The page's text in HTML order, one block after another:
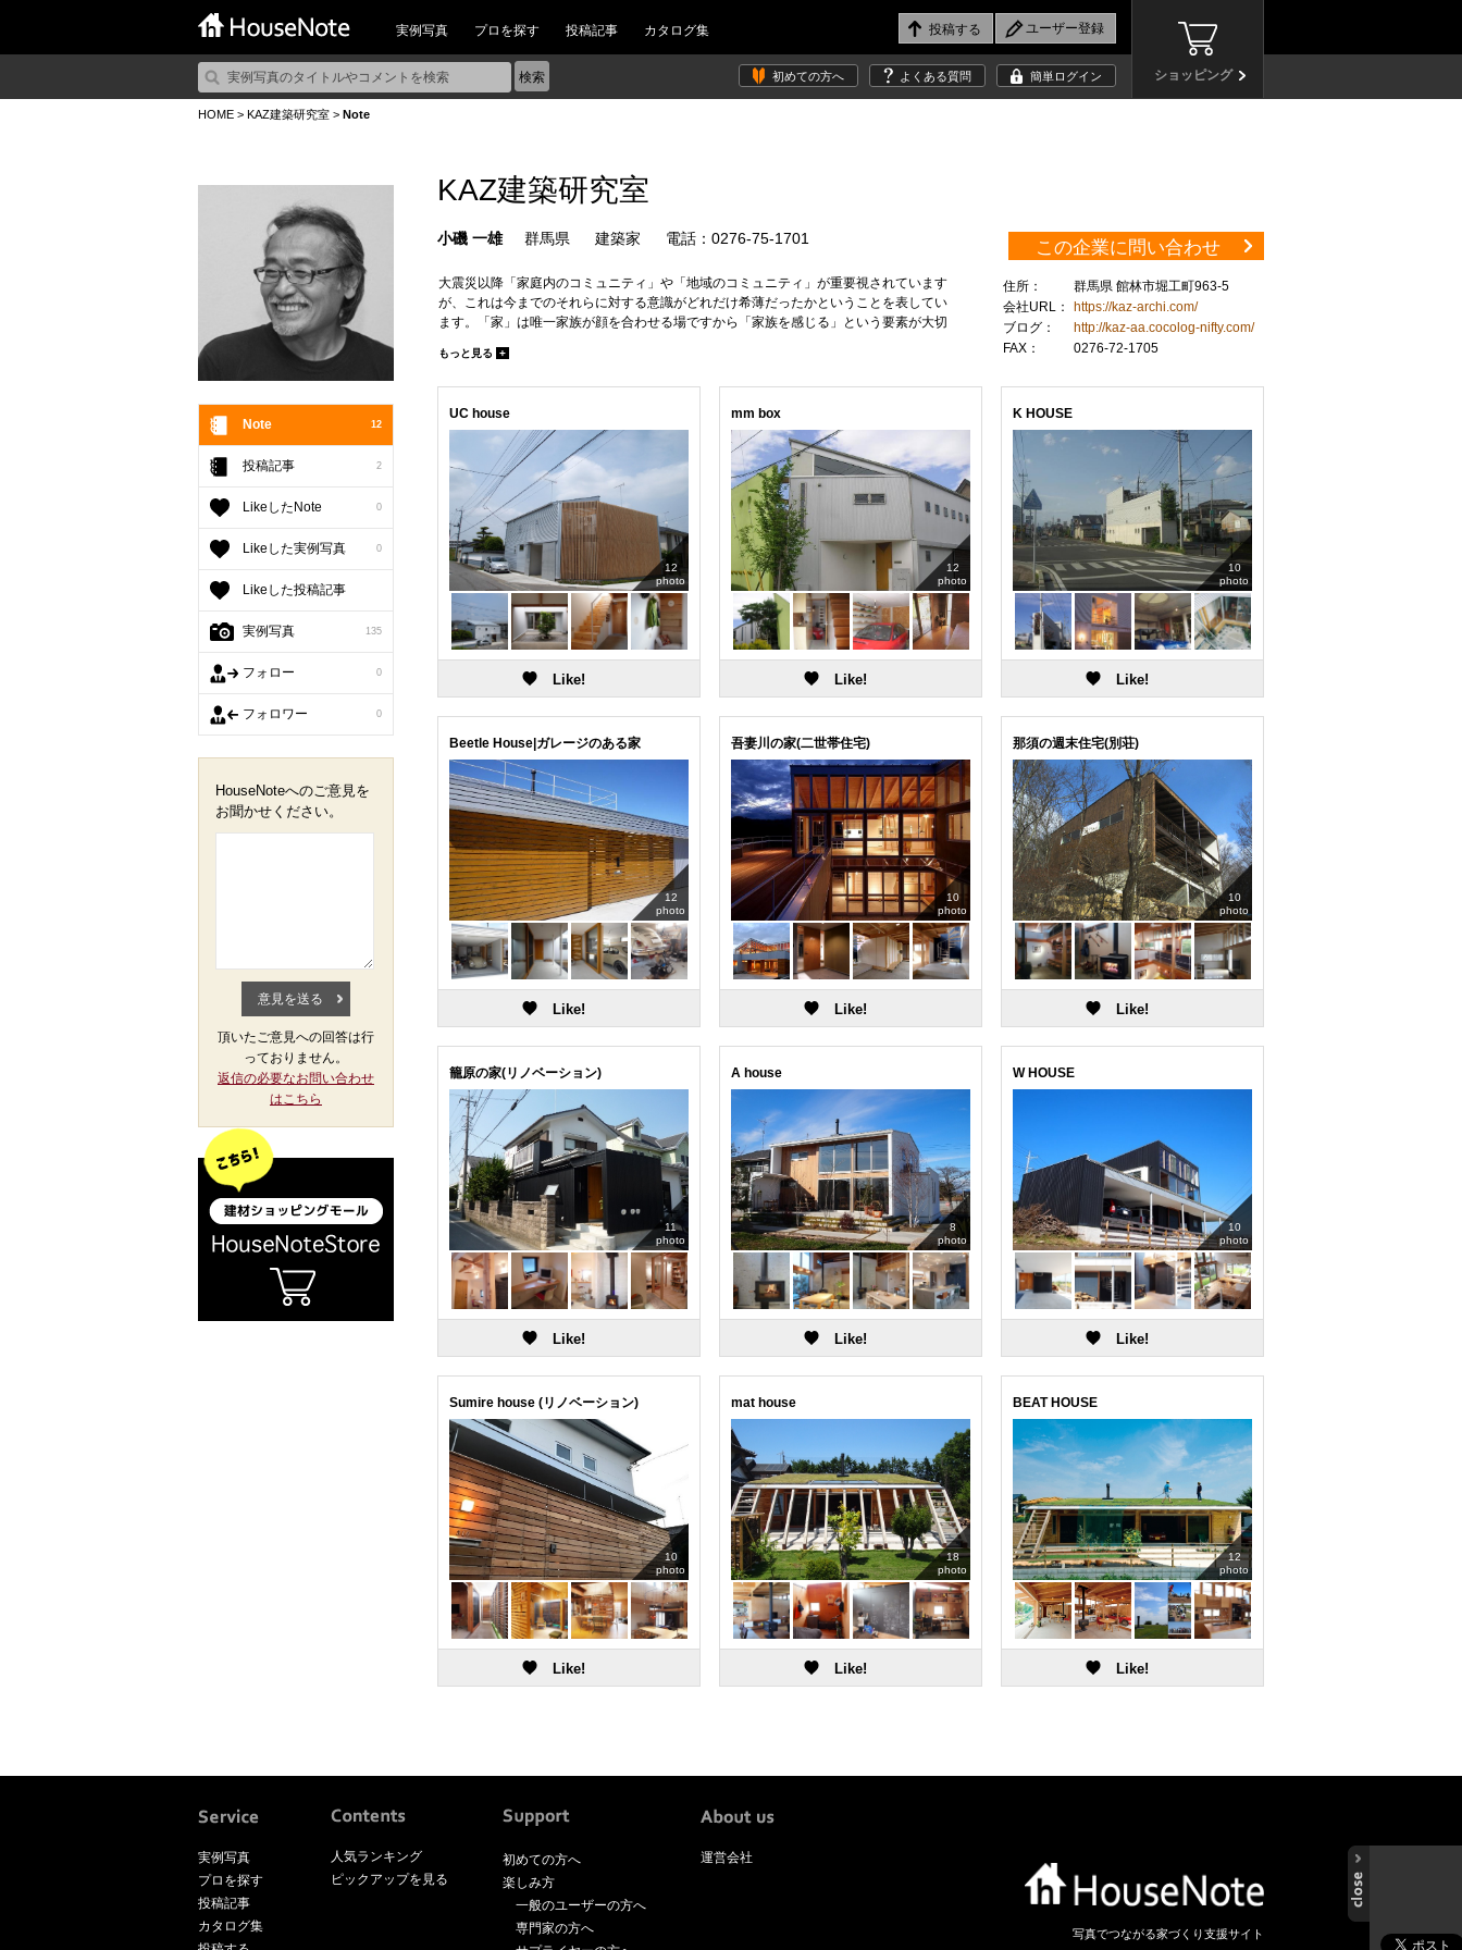
実例写真 プロを探す 投稿記事 カタログ集
ショッピング
初めての方へ よくある質問 簡単ログイン
HOME > KAZ建築研究室 > Note
Note 12
投稿記事 2
LikeしたNote 0
Likeした実例写真 0
Likeした投稿記事
実例写真 135
フォロー 0
フォロワー 0
HouseNoteへのご意見を
お聞かせください。
頂いたご意見への回答は行
っておりません。
返信の必要なお問い合わせ
はこちら
KAZ建築研究室
この企業に問い合わせ
住所：
群馬県 館林市堀工町963-5
会社URL：
https://kaz-archi.com/
ブログ：
http://kaz-aa.cocolog-nifty.com/
FAX：
0276-72-1705
小磯 一雄 群馬県 建築家 電話：0276-75-1701
大震災以降「家庭内のコミュニティ」や「地域のコミュニティ」が重要視されています
が、これは今までのそれらに対する意識がどれだけ希薄だったかということを表してい
ます。「家」は唯一家族が顔を合わせる場ですから「家族を感じる」という要素が大切
の匂いなどが感じられるような開放性も重要ではないでしょうか。
そして何よりも「気持ちよくくつろげる空間」であること。これによって家族を包み込
むものが「家」だと考えます。
せっかくつくる家なのだから「楽しく住まなきゃもったいない!」。大人も子供もワクワ
クするような空間を常に考え提案しています。
設計をする時は、建て主との打ち合わせ内容を踏まえて自分が住み手になり代わって想
像を巡らします。
「ここから月や星が見えたら気持ちいいだろうなぁ!」とか
「ここからも子供たちの気配を感じられたらいいだろうなぁ!」などなど。
そんなふうに考えながら提案しています。
もっと見る +
UC house
12
photo
mm box
12
photo
K HOUSE
10
photo
Beetle House|ガレージのある家
12
photo
吾妻川の家(二世帯住宅)
10
photo
那須の週末住宅(別荘)
10
photo
籠原の家(リノベーション)
11
photo
A house
8
photo
W HOUSE
10
photo
Sumire house (リノベーション)
10
photo
mat house
18
photo
BEAT HOUSE
12
photo
実例写真
プロを探す
投稿記事
カタログ集
人気ランキング
ピックアップを見る
初めての方へ
楽しみ方
一般のユーザーの方へ
専門家の方へ
運営会社
写真でつながる家づくり支援サイト